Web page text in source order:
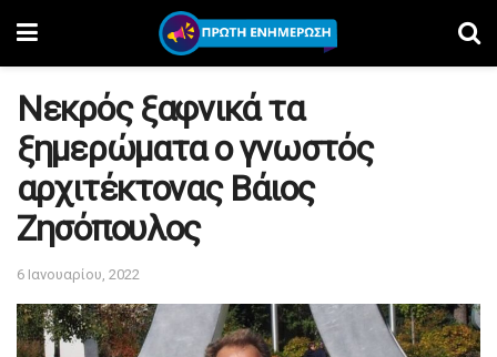
Νεκρός ξαφνικά τα
ξημερώματα ο γνωστός
αρχιτέκτονας Βάιος
Ζησόπουλος
6 Ιανουαρίου, 2022